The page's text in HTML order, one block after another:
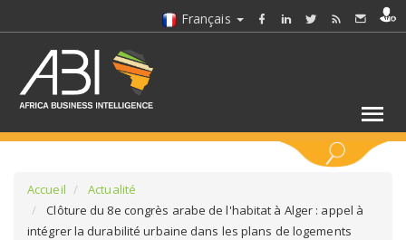
Français
Accueil
Actualité
Clôture du 8e congrès arabe de l'habitat à Alger : appel à
intégrer la durabilité urbaine dans les plans de logements